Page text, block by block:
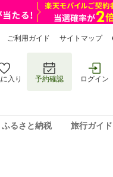
ご利用ガイド サイトマップ
入り 予約確認 ログイン
ふるさと納税 旅行ガイド